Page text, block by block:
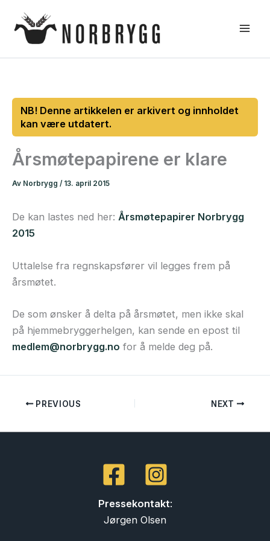
rett
Årsmøtepapirene er klare
Av Norbrygg / 13. april 2015
De kan lastes ned her: Årsmøtepapirer Norbrygg
2015
Uttalelse fra regnskapsfører vil legges frem på
årsmøtet.
De som ønsker å delta på årsmøtet, men ikke skal
på hjemmebryggerhelgen, kan sende en epost til
medlem@norbrygg.no for å melde deg på.
PREVIOUS NEXT
Pressekontakt:
Jørgen Olsen